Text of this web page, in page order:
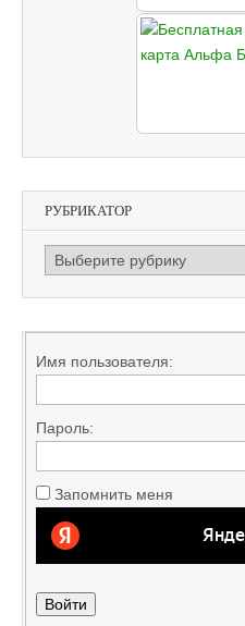
РУБРИКАТОР
РУБРИКАТОР
Имя пользователя:
Пароль:
Запомнить меня
Войти